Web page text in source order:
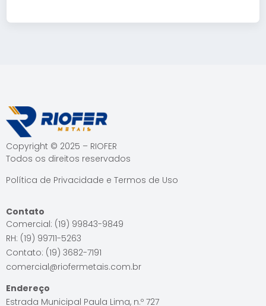
Copyright © 2025 – RIOFER
Todos os direitos reservados
Política de Privacidade e Termos de Uso
Contato
Comercial: (19) 99843-9849
RH: (19) 99711-5263
Contato: (19) 3682-7191
comercial@riofermetais.com.br
Endereço
Estrada Municipal Paula Lima, n.º 727